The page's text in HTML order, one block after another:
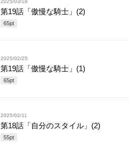
2025/03/18
第19話「傲慢な騎士」(2)
65pt
2025/02/25
第19話「傲慢な騎士」(1)
65pt
2025/02/11
第18話「自分のスタイル」(2)
55pt